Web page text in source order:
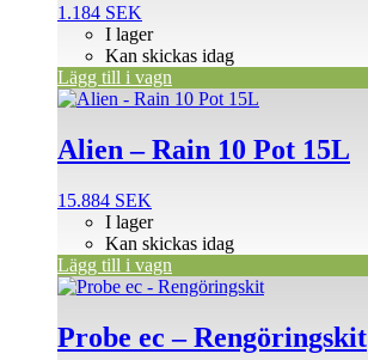
1.184 SEK
I lager
Kan skickas idag
Lägg till i vagn
Alien – Rain 10 Pot 15L
15.884 SEK
I lager
Kan skickas idag
Lägg till i vagn
Probe ec – Rengöringskit